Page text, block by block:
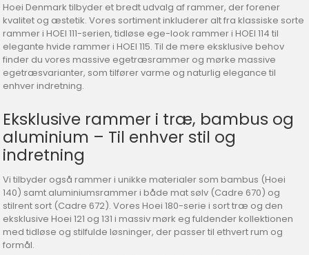
Hoei Denmark tilbyder et bredt udvalg af rammer, der forener
kvalitet og æstetik. Vores sortiment inkluderer alt fra klassiske sorte
rammer i HOEI 111-serien, tidløse ege-look rammer i HOEI 114 til
elegante hvide rammer i HOEI 115. Til de mere eksklusive behov
finder du vores massive egetræsrammer og mørke massive
egetræsvarianter, som tilfører varme og naturlig elegance til
enhver indretning.
Eksklusive rammer i træ, bambus og
aluminium – Til enhver stil og
indretning
Vi tilbyder også rammer i unikke materialer som bambus (Hoei
140) samt aluminiumsrammer i både mat sølv (Cadre 670) og
stilrent sort (Cadre 672). Vores Hoei 180-serie i sort træ og den
eksklusive Hoei 121 og 131 i massiv mørk eg fuldender kollektionen
med tidløse og stilfulde løsninger, der passer til ethvert rum og
formål.